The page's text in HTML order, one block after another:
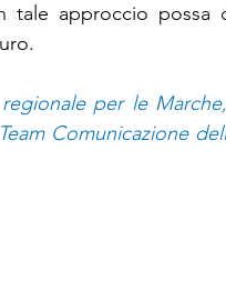
tale approccio possa
per le
Comunicazione